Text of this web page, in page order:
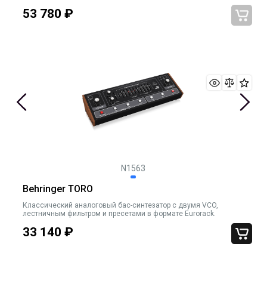
53 780 ₽
N1563
Behringer TORO
Классический аналоговый бас-синтезатор с двумя VCO,
лестничным фильтром и пресетами в формате Eurorack.
33 140 ₽